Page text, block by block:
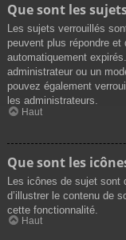
Que sont les
Les sujets verrouillés
peuvent plus répondre
automatiquement
administrateur ou un
pouvez également
les administrateurs.
Haut
Que sont les
Les icônes de sujet
d’illustrer le contenu de
cette fonctionnalité.
Haut